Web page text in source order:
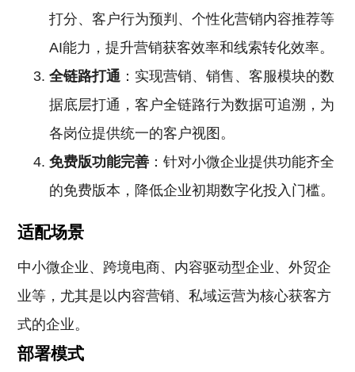
打分、客户行为预判、个性化营销内容推荐等
AI能力，提升营销获客效率和线索转化效率。
全链路打通 ：实现营销、销售、客服模块的数
据底层打通，客户全链路行为数据可追溯，为
各岗位提供统一的客户视图。
免费版功能完善 ：针对小微企业提供功能齐全
的免费版本，降低企业初期数字化投入门槛。
适配场景
中小微企业、跨境电商、内容驱动型企业、外贸企
业等，尤其是以内容营销、私域运营为核心获客方
式的企业。
部署模式